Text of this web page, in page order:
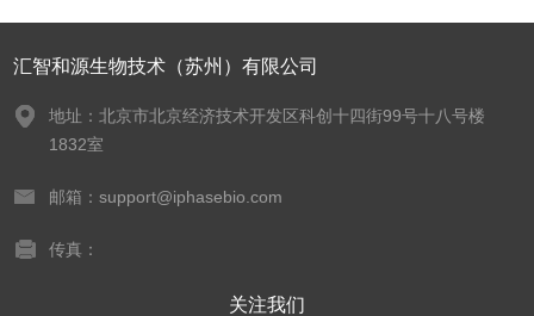
汇智和源生物技术（苏州）有限公司
地址：北京市北京经济技术开发区科创十四街99号十八号楼
1832室
邮箱：support@iphasebio.com
传真：
关注我们